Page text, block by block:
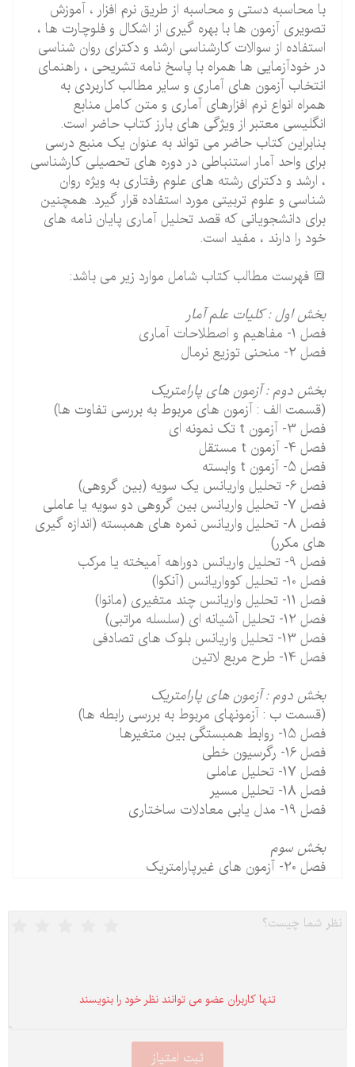
با محاسبه دستی و محاسبه از طریق نرم افزار ، آموزش
تصویری آزمون ها با بهره گیری از اشکال و فلوچارت ها ،
استفاده از سوالات کارشناسی ارشد و دکترای روان شناسی
در خودآزمایی ها همراه با پاسخ نامه تشریحی ، راهنمای
انتخاب آزمون های آماری و سایر مطالب کاربردی به
همراه انواع نرم افزارهای آماری و متن کامل منابع
انگلیسی معتبر از ویژگی های بارز کتاب حاضر است.
بنابراین کتاب حاضر می تواند به عنوان یک منبع درسی
برای واحد آمار استنباطی در دوره های تحصیلی کارشناسی
، ارشد و دکترای رشته های علوم رفتاری به ویژه روان
شناسی و علوم تربیتی مورد استفاده قرار گیرد. همچنین
برای دانشجویانی که قصد تحلیل آماری پایان نامه های
خود را دارند ، مفید است.
🔳 فهرست مطالب کتاب شامل موارد زیر می باشد:
بخش اول : کلیات علم آمار
فصل 1- مفاهیم و اصطلاحات آماری
فصل 2- منحنی توزیع نرمال
بخش دوم : آزمون های پارامتریک
(قسمت الف : آزمون های مربوط به بررسی تفاوت ها)
فصل 3- آزمون t تک نمونه ای
فصل 4- آزمون t مستقل
فصل 5- آزمون t وابسته
فصل 6- تحلیل واریانس یک سویه (بین گروهی)
فصل 7- تحلیل واریانس بین گروهی دو سویه یا عاملی
فصل 8- تحلیل واریانس نمره های همبسته (اندازه گیری
های مکرر)
فصل 9- تحلیل واریانس دوراهه آمیخته یا مرکب
فصل 10- تحلیل کوواریانس (آنکوا)
فصل 11- تحلیل واریانس چند متغیری (مانوا)
فصل 12- تحلیل آشیانه ای (سلسله مراتبی)
فصل 13- تحلیل واریانس بلوک های تصادفی
فصل 14- طرح مربع لاتین
بخش دوم : آزمون های پارامتریک
(قسمت ب : آزمونهای مربوط به بررسی رابطه ها)
فصل 15- روابط همبستگی بین متغیرها
فصل 16- رگرسیون خطی
فصل 17- تحلیل عاملی
فصل 18- تحلیل مسیر
فصل 19- مدل یابی معادلات ساختاری
بخش سوم
فصل 20- آزمون های غیرپارامتریک
تنها كاربران عضو می توانند نظر خود را بنویسند